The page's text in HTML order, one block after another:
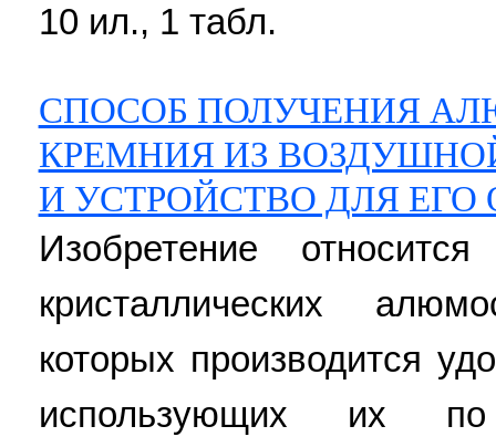
10 ил., 1 табл.
СПОСОБ ПОЛУЧЕНИЯ
КРЕМНИЯ ИЗ
И УСТРОЙСТВО ДЛЯ
Изобретение
кристаллических
которых производится
использующих их